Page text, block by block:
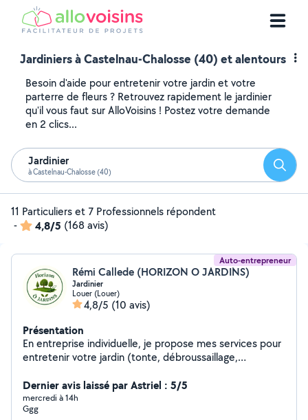
Jardiniers à Castelnau-Chalosse (40) et alentours
Besoin d'aide pour entretenir votre jardin et votre
parterre de fleurs ? Retrouvez rapidement le jardinier
qu'il vous faut sur AlloVoisins ! Postez votre demande
en 2 clics...
Jardinier
à Castelnau-Chalosse (40)
11 Particuliers et 7 Professionnels répondent
-
4,8/5 (168 avis)
Auto-entrepreneur
Rémi Callede (HORIZON O JARDINS)
Jardinier
Louer (Louer)
4,8/5 (10 avis)
Présentation
En entreprise individuelle, je propose mes services pour
entretenir votre jardin (tonte, débroussaillage,
vos déchets verts). Je suis disponible également pour
des petits travaux (sur demande selon mes
compétences). Grâce à la coopérative où je suis
Dernier avis laissé par Astriel : 5/5
mercredi à 14h
Ggg